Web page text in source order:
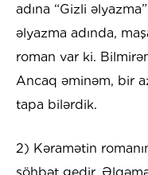
adına “Gizli
əlyazma adında,
roman var ki.
Ancaq əminəm, bir
tapa bilərdik.
2) Kəramətin